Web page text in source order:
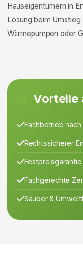
Hauseigentümern in
Lösung beim
Wärmepumpen oder
Vorteile
Fachbetrieb nach
Rechtssicherer
Festpreisgarantie
Fachgerechte
Sauber &